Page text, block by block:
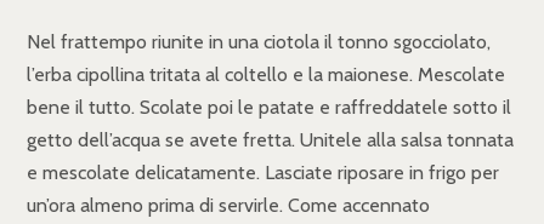
Nel frattempo riunite in una ciotola il tonno sgocciolato,
l’erba cipollina tritata al coltello e la maionese. Mescolate
bene il tutto. Scolate poi le patate e raffreddatele sotto il
getto dell’acqua se avete fretta. Unitele alla salsa tonnata
e mescolate delicatamente. Lasciate riposare in frigo per
un’ora almeno prima di servirle. Come accennato